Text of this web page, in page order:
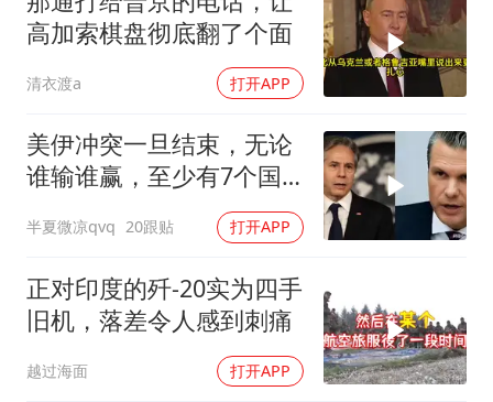
白海豚5次眼壁置换
构建更高水平的全民健身公共服务体系
高加索棋盘彻底翻了个面
清衣渡a 打开APP
美伊冲突一旦结束，无论
谁输谁赢，至少有7个国
半夏微凉qvq 20跟贴 打开APP
正对印度的歼-20实为四手
旧机，落差令人感到刺痛
越过海面 打开APP